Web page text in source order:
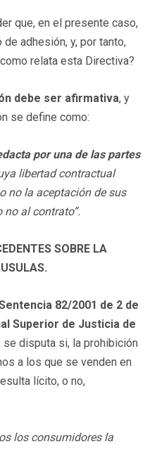
que, en el presente caso,
adhesión, y, por tanto,
relata esta Directiva?
debe ser afirmativa, y
se define como:
por una de las partes
libertad contractual
no la aceptación de sus
no al contrato”.
SOBRE LA
82/2001 de 2 de
Superior de Justicia de
se disputa si, la prohibición
a los que se venden en
lícito, o no,
los consumidores la